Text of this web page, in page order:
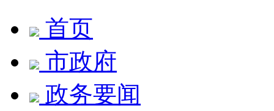
首页
市政府
政务要闻